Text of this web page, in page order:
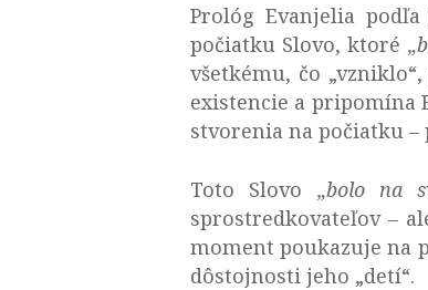
Prológ Evanjelia
počiatku Slovo, ktoré
všetkému, čo
existencie a pripomína
stvorenia na počiatku –
Toto Slovo „bolo na
sprostredkovateľov –
moment poukazuje na
dôstojnosti jeho „detí“.